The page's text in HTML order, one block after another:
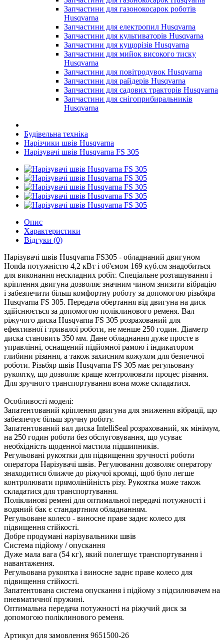
Запчастини для газонокосарок роботів
Husqvarna
Запчастини для електропил Husqvarna
Запчастини для культиваторів Husqvarna
Запчастини для кущорізів Husqvarna
Запчастини для мийок високого тиску
Husqvarna
Запчастини для повітродувок Husqvarna
Запчастини для райдерів Husqvarna
Запчастини для садових тракторів Husqvarna
Запчастини для снігоприбиральників
Husqvarna
Будівельна техніка
Нарізчики швів Husqvarna
Нарізувачі швів Husqvarna FS 305
Опис
Характеристики
Відгуки (0)
Нарізувачі швів Husqvarna FS305 - обладнаний двигуном
Honda потужністю 4,2 кВт і об'ємом 169 куб.см знадобиться
для виконання нескладних робіт. Спеціальне розташування і
кріплення двигуна дозволяє значним чином знизити вібрацію
і забезпечити більш комфортну роботу за допомогою різьбяра
Husqvarna FS 305. Передача обертання від двигуна на диск
здійснюється за допомогою поліклинового ременя. Вал
ріжучого диска Husqvarna FS 305 розрахований для
ефективної і тривалої роботи, не менше 250 годин. Діаметр
диска становить 350 мм. Дане обладнання дуже просте в
управлінні, оснащений підйомної рамою і індикатором
глибини різання, а також захисним кожухом для безпечної
роботи. Різьбяр швів Husqvarna FS 305 має регульовану
рукоятку, що дозволяє краще контролювати процес різання.
Для зручного транспортування вона може складатися.
Особливості моделі:
Запатентований кріплення двигуна для зниження вібрації, що
забезпечує більш зручну роботу.
Запатентований вал диска IntelliSeal розрахований, як мінімум,
на 250 годин роботи без обслуговування, що усуває
необхідність щоденної мастила підшипників.
Регульовані рукоятки для підвищення зручності роботи
оператора Нарізувачі швів. Регулювання дозволяє оператору
знаходитися ближче до ріжучої кромці, щоб було легше
контролювати прямолінійність різу. Рукоятка може також
складатися для транспортування.
Поліклинові ремені для оптимальної передачі потужності і
водяний бак є стандартним обладнанням.
Регульоване колесо - виносне праве заднє колесо для
підвищення стійкості.
Добре продумані нарізувальники швів
Система підйому / опускання
Дуже мала вага (54 кг), який полегшує транспортування і
навантаження.
Регульована рукоятка і виносне заднє праве колесо для
підвищення стійкості.
Запатентована система опускання і підйому з підсилювачем на
пневматичної пружині.
Оптимальна передача потужності на ріжучий диск за
допомогою поліклинового ременя.
Артикул для замовлення 9651500-26